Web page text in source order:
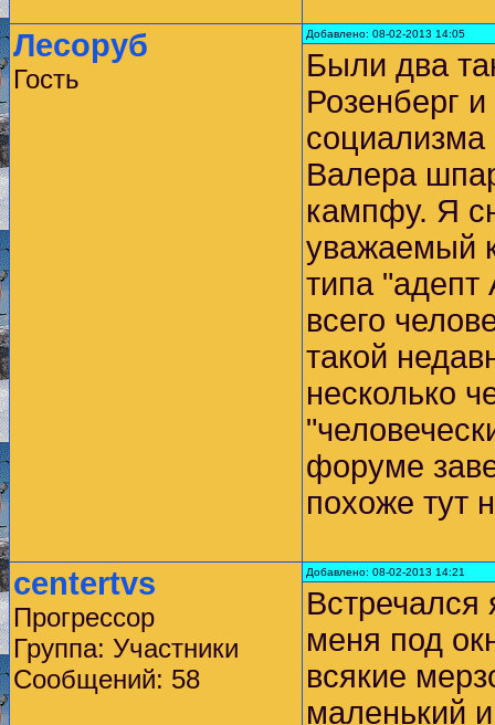
Лесоруб
Гость
Добавлено: 08-02-2013 14:05
Были два
Розенберг
социализма
Валера
кампфу. Я
уважаемый
типа "адепт
всего
такой
несколько
форуме
похоже тут
centertvs
Прогрессор
Группа: Участники
Сообщений: 58
Добавлено: 08-02-2013 14:21
Встречался
меня под
всякие
маленький